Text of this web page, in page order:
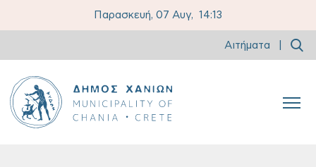
Παρασκευή, 07 Αυγ, 14:13
Αιτήματα